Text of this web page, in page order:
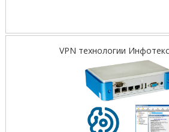
VPN технологии